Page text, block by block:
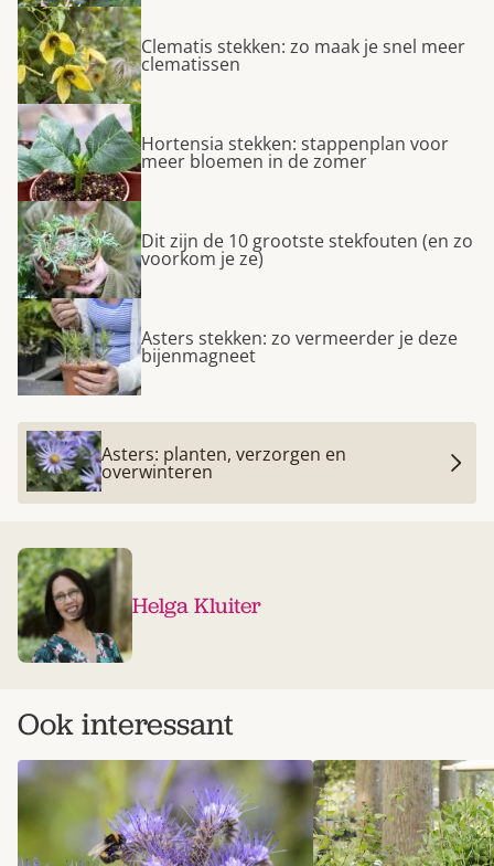
Clematis stekken: zo maak je snel meer
clematissen
Hortensia stekken: stappenplan voor
meer bloemen in de zomer
Dit zijn de 10 grootste stekfouten (en zo
voorkom je ze)
Asters stekken: zo vermeerder je deze
bijenmagneet
Asters: planten, verzorgen en
overwinteren
Helga Kluiter
Ook interessant